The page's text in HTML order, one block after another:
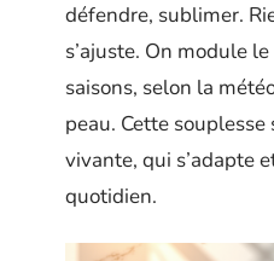
défendre, sublimer.
s’ajuste. On module
saisons, selon la
peau. Cette
vivante, qui s’adapte
quotidien.